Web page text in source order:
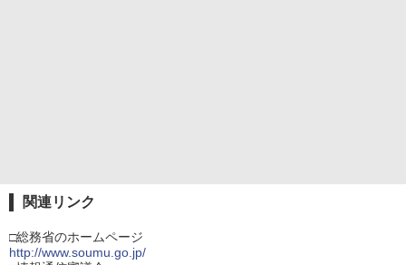
関連リンク
□総務省のホームページ
http://www.soumu.go.jp/